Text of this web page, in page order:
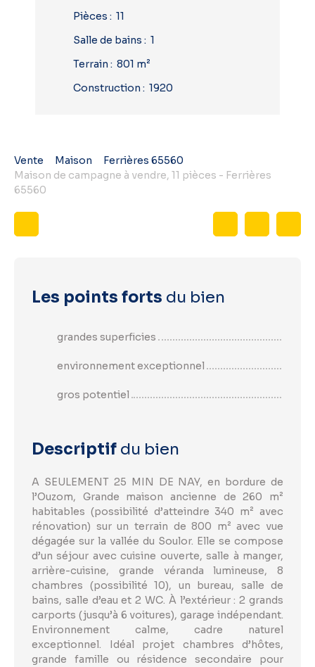
Pièces : 11
Salle de bains : 1
Terrain : 801 m²
Construction : 1920
Vente Maison
Ferrières 65560
Maison de campagne à vendre, 11 pièces - Ferrières
65560
Les points forts du bien
grandes superficies
environnement exceptionnel
gros potentiel
Descriptif du bien
A SEULEMENT 25 MIN DE NAY, en bordure de
l’Ouzom, Grande maison ancienne de 260 m²
habitables (possibilité d’atteindre 340 m² avec
rénovation) sur un terrain de 800 m² avec vue
dégagée sur la vallée du Soulor. Elle se compose
d’un séjour avec cuisine ouverte, salle à manger,
arrière-cuisine, grande véranda lumineuse, 8
chambres (possibilité 10), un bureau, salle de
bains, salle d’eau et 2 WC. À l’extérieur : 2 grands
carports (jusqu’à 6 voitures), garage indépendant.
Environnement calme, cadre naturel
exceptionnel. Idéal projet chambres d’hôtes,
grande famille ou résidence secondaire pour